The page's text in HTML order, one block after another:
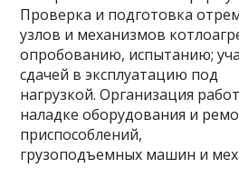
Проверка и подготовка
узлов и механизмов
опробованию, испытанию;
сдачей в эксплуатацию под
нагрузкой. Организация
наладке оборудования и
приспособлений,
грузоподъемных машин и